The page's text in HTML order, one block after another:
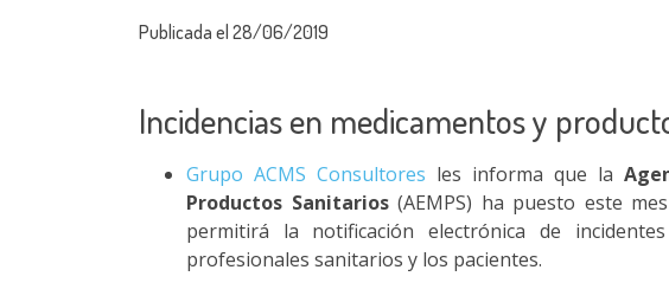
Publicada el 28/06/2019
Incidencias en medicamentos y
Grupo ACMS Consultores les informa que la
Productos Sanitarios(AEMPS) ha puesto este
permitirá la notificación electrónica de
profesionales sanitarios y los pacientes.